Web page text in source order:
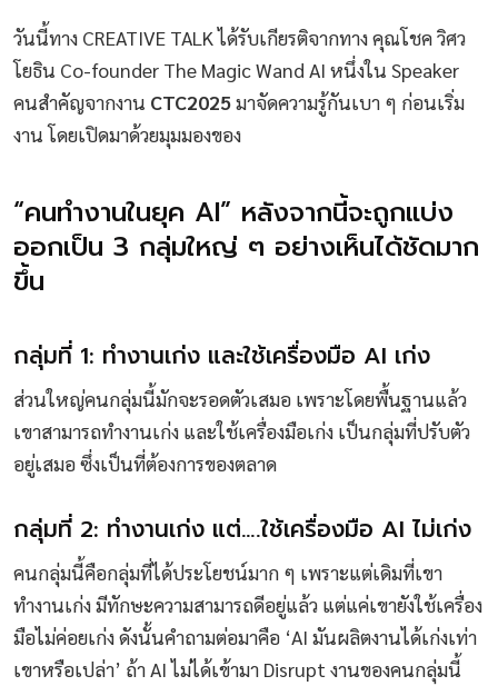
วันนี้ทาง CREATIVE TALK ได้รับเกียรติจากทาง คุณโชค วิศว
โยธิน Co-founder The Magic Wand AI หนึ่งใน Speaker
คนสำคัญจากงาน CTC2025มาจัดความรู้กันเบา ๆ ก่อนเริ่ม
งาน โดยเปิดมาด้วยมุมมองของ
“คนทำงานในยุค AI” หลังจากนี้จะถูกแบ่ง
ออกเป็น 3 กลุ่มใหญ่ ๆ อย่างเห็นได้ชัดมาก
ขึ้น
กลุ่มที่ 1: ทำงานเก่ง และใช้เครื่องมือ AI เก่ง
ส่วนใหญ่คนกลุ่มนี้มักจะรอดตัวเสมอ เพราะโดยพื้นฐานแล้ว
เขาสามารถทำงานเก่ง และใช้เครื่องมือเก่ง เป็นกลุ่มที่ปรับตัว
อยู่เสมอ ซึ่งเป็นที่ต้องการของตลาด
กลุ่มที่ 2: ทำงานเก่ง แต่….ใช้เครื่องมือ AI ไม่เก่ง
คนกลุ่มนี้คือกลุ่มที่ได้ประโยชน์มาก ๆ เพราะแต่เดิมที่เขา
ทำงานเก่ง มีทักษะความสามารถดีอยู่แล้ว แต่แค่เขายังใช้เครื่อง
มือไม่ค่อยเก่ง ดังนั้นคำถามต่อมาคือ ‘AI มันผลิตงานได้เก่งเท่า
เขาหรือเปล่า’ ถ้า AI ไม่ได้เข้ามา Disrupt งานของคนกลุ่มนี้